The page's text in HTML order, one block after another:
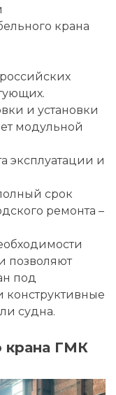
крана
и установки
модульной
эксплуатации и
срок
ремонта –
позволяют
под
конструктивные
судна.
крана ГМК